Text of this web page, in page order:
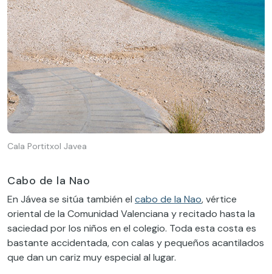
Cala Portitxol Javea
Cabo de la Nao
En Jávea se sitúa también el cabo de la Nao, vértice
oriental de la Comunidad Valenciana y recitado hasta la
saciedad por los niños en el colegio. Toda esta costa es
bastante accidentada, con calas y pequeños acantilados
que dan un cariz muy especial al lugar.